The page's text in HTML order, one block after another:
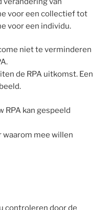
voor een collectief tot
voor een individu.
niet te verminderen
de RPA uitkomst. Een
RPA kan gespeeld
waarom mee willen
controleren door de